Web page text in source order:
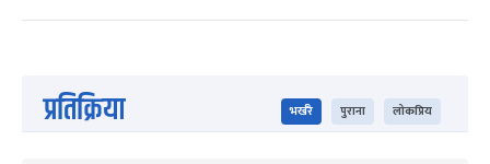
प्रतिक्रिया भर्खरै पुराना लोकप्रिय